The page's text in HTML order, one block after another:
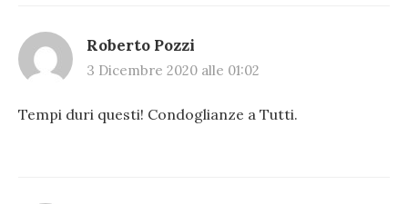
Roberto Pozzi
3 Dicembre 2020 alle 01:02
Tempi duri questi! Condoglianze a Tutti.